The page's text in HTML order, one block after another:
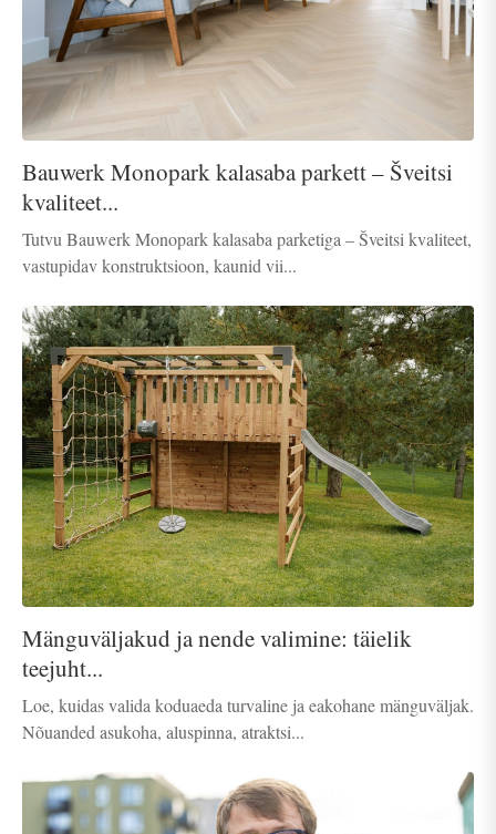
Bauwerk Monopark kalasaba parkett – Šveitsi
kvaliteet...
Tutvu Bauwerk Monopark kalasaba parketiga – Šveitsi kvaliteet,
vastupidav konstruktsioon, kaunid vii...
Mänguväljakud ja nende valimine: täielik
teejuht...
Loe, kuidas valida koduaeda turvaline ja eakohane mänguväljak.
Nõuanded asukoha, aluspinna, atraktsi...